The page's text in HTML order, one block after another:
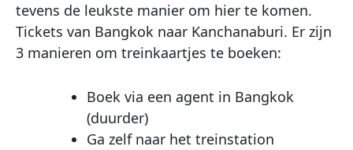
tevens de leukste manier om hier te komen.
Tickets van Bangkok naar Kanchanaburi. Er zijn
3 manieren om treinkaartjes te boeken:
Boek via een agent in Bangkok
(duurder)
Ga zelf naar het treinstation